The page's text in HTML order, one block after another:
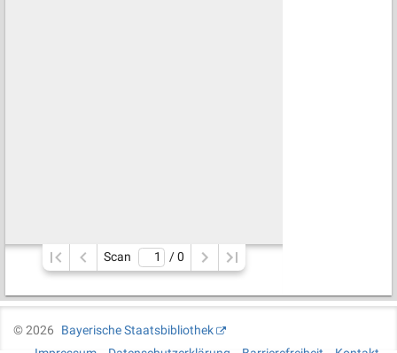
Scan / 0
©2026
Bayerische Staatsbibliothek